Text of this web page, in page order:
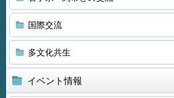
国際交流
多文化共生
イベント情報